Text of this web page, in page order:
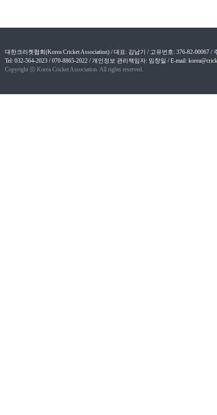
대한크리켓협회(Korea Cricket Association) / 대표: 김남기 / 고유번호: 376-82-00067
Tel: 032-564-2023 / 070-8865-2022 / 개인정보 관리책임자: 임창일 / E-mail:
Copyright ⓒ Korea Cricket Association. All rights reserved.